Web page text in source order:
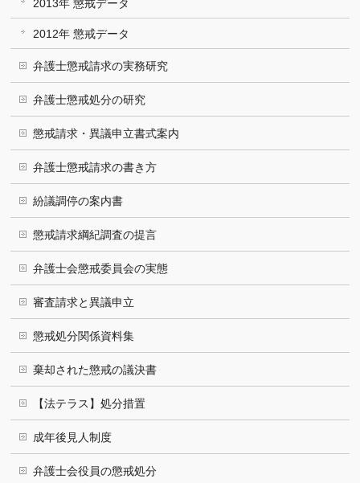
2013年 懲戒データ
2012年 懲戒データ
弁護士懲戒請求の実務研究
弁護士懲戒処分の研究
懲戒請求・異議申立書式案内
弁護士懲戒請求の書き方
紛議調停の案内書
懲戒請求綱紀調査の提言
弁護士会懲戒委員会の実態
審査請求と異議申立
懲戒処分関係資料集
棄却された懲戒の議決書
【法テラス】処分措置
成年後見人制度
弁護士会役員の懲戒処分